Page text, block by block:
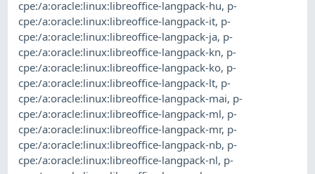
cpe:/a:oracle:linux:libreoffice-langpack-hu, p-
cpe:/a:oracle:linux:libreoffice-langpack-it, p-
cpe:/a:oracle:linux:libreoffice-langpack-ja, p-
cpe:/a:oracle:linux:libreoffice-langpack-kn, p-
cpe:/a:oracle:linux:libreoffice-langpack-ko, p-
cpe:/a:oracle:linux:libreoffice-langpack-lt, p-
cpe:/a:oracle:linux:libreoffice-langpack-mai, p-
cpe:/a:oracle:linux:libreoffice-langpack-ml, p-
cpe:/a:oracle:linux:libreoffice-langpack-mr, p-
cpe:/a:oracle:linux:libreoffice-langpack-nb, p-
cpe:/a:oracle:linux:libreoffice-langpack-nl, p-